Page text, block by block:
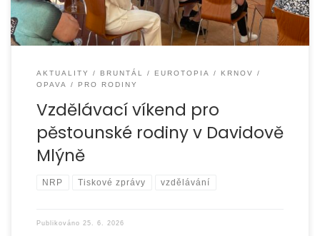
AKTUALITY BRUNTÁL EUROTOPIA
KRNOV
OPAVA
PRO RODINY
Vzdělávací víkend pro
pěstounské rodiny v Davidově
Mlýně
NRP Tiskové zprávy vzdělávání
Publikováno 25. 6. 2026